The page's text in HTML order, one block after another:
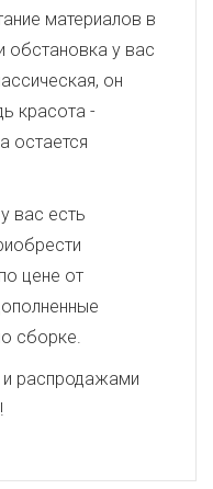
материалов в
обстановка у вас
он
красота -
остается
вас есть
по цене от
сборке.
и распродажами
!